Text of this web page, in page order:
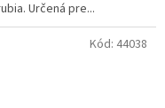
Určená pre...
Kód: 44038